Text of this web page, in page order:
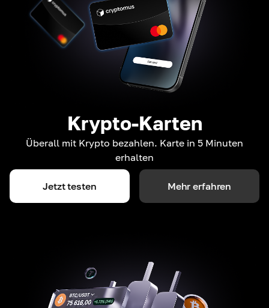
Krypto-Karten
Überall mit Krypto bezahlen. Karte in 5 Minuten
erhalten
Jetzt testen Mehr erfahren